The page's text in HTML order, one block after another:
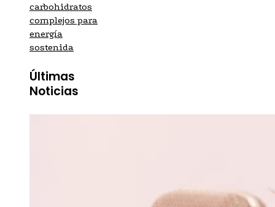
carbohidratos
complejos para
energía
sostenida
Últimas
Noticias